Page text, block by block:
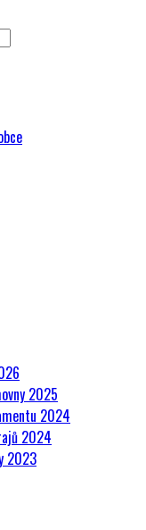
2025
2024
2024
2023